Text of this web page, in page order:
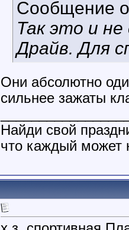
Сообщение
Так это и
Драйв. Для
Они абсолютно
сильнее зажаты
Найди свой
что каждый может